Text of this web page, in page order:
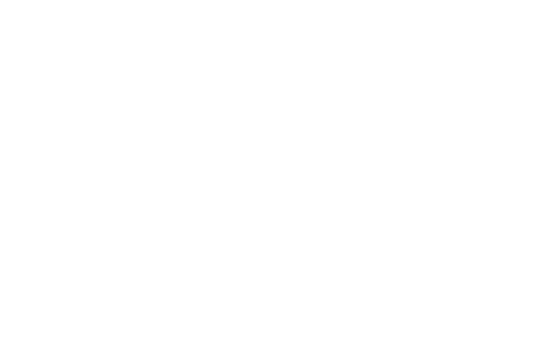
Hack dedica-se a apresentar os princípios
temas como a igualdade, a liberdade, a
O autor discute cada um desses princípios de
relevantes, o que enriquece ainda mais
Estado